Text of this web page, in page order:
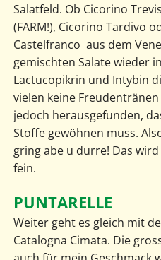
Salatfeld. Ob Cicorino
(FARM!), Cicorino Tardivo
Castelfranco aus dem
gemischten Salate wieder
Lactucopikrin und Intybin
vielen keine
jedoch herausgefunden,
Stoffe gewöhnen muss.
gring abe u durre! Das
fein.
PUNTARELLE
Weiter geht es gleich mit
Catalogna Cimata. Die